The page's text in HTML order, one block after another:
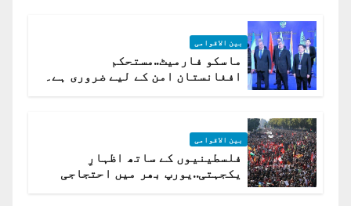
بین الاقوامی
ماسکو فارمیٹ..مستحکم
افغانستان امن کے لیے ضروری ہے۔
بین الاقوامی
فلسطینیوں کے ساتھ اظہارِ
یکجہتی..یورپ بھر میں احتجاجی